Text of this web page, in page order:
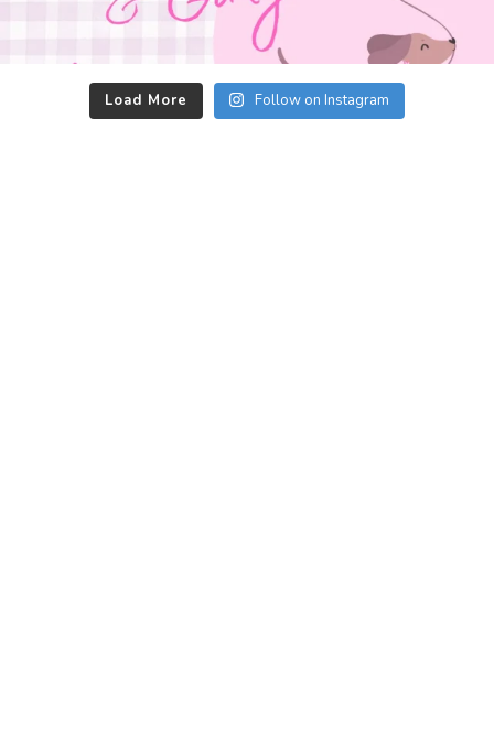
Load More Follow on Instagram